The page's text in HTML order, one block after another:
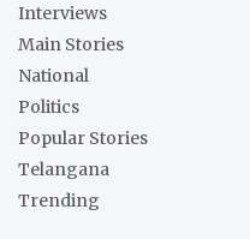
Interviews
Main Stories
National
Politics
Popular Stories
Telangana
Trending